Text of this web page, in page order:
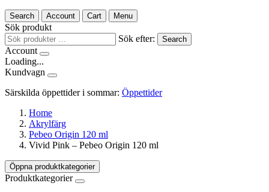
Search Account Cart Menu
Sök produkt
Sök efter:
Search
Account
Loading...
Kundvagn
Särskilda öppettider i sommar: Öppettider
Home
Akrylfärg
Pebeo Origin 120 ml
Vivid Pink – Pebeo Origin 120 ml
Öppna produktkategorier
Produktkategorier